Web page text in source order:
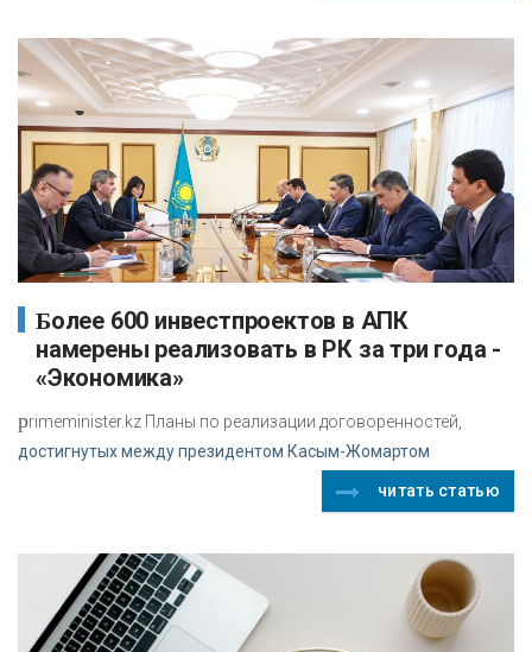
Более 600 инвестпроектов в АПК
намерены реализовать в РК за три года -
«Экономика»
primeminister.kz Планы по реализации договоренностей,
достигнутых между президентом Касым-Жомартом
читать статью